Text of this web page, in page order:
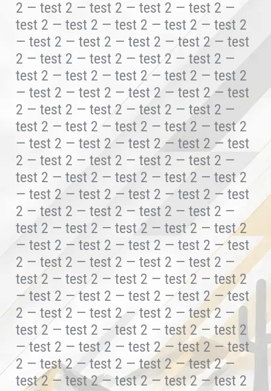
2 — test 2 — test 2 — test 2 — test 2 —
test 2 — test 2 — test 2 — test 2 — test 2
— test 2 — test 2 — test 2 — test 2 — test
2 — test 2 — test 2 — test 2 — test 2 —
test 2 — test 2 — test 2 — test 2 — test 2
— test 2 — test 2 — test 2 — test 2 — test
2 — test 2 — test 2 — test 2 — test 2 —
test 2 — test 2 — test 2 — test 2 — test 2
— test 2 — test 2 — test 2 — test 2 — test
2 — test 2 — test 2 — test 2 — test 2 —
test 2 — test 2 — test 2 — test 2 — test 2
— test 2 — test 2 — test 2 — test 2 — test
2 — test 2 — test 2 — test 2 — test 2 —
test 2 — test 2 — test 2 — test 2 — test 2
— test 2 — test 2 — test 2 — test 2 — test
2 — test 2 — test 2 — test 2 — test 2 —
test 2 — test 2 — test 2 — test 2 — test 2
— test 2 — test 2 — test 2 — test 2 — test
2 — test 2 — test 2 — test 2 — test 2 —
test 2 — test 2 — test 2 — test 2 — test 2
— test 2 — test 2 — test 2 — test 2 — test
2 — test 2 — test 2 — test 2 — test 2 —
test 2 — test 2 — test 2 — test 2 — test 2